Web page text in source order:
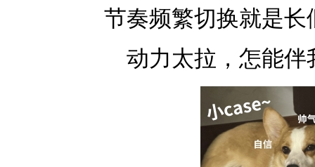
节奏频繁切换就是长
动力太拉，怎能伴